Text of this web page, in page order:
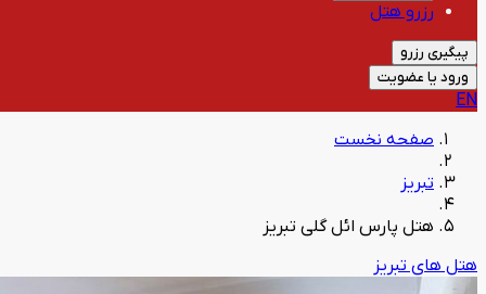
رزرو هتل
پیگیری رزرو
ورود یا عضویت
EN
صفحه نخست
تبریز
هتل پارس ائل گلی تبریز
هتل های تبریز